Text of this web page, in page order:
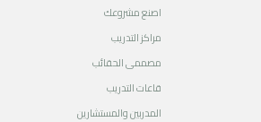
اصنع مشروعك
مراكز التدريب
مصممى الحقائب
قاعات التدريب
المدربين والمستشارين